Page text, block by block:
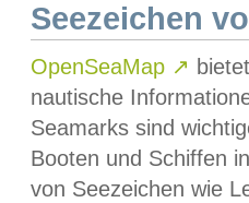
Seezeichen
OpenSeaMap ↗
nautische
Seamarks sind
Booten und Schiffen
von Seezeichen wie